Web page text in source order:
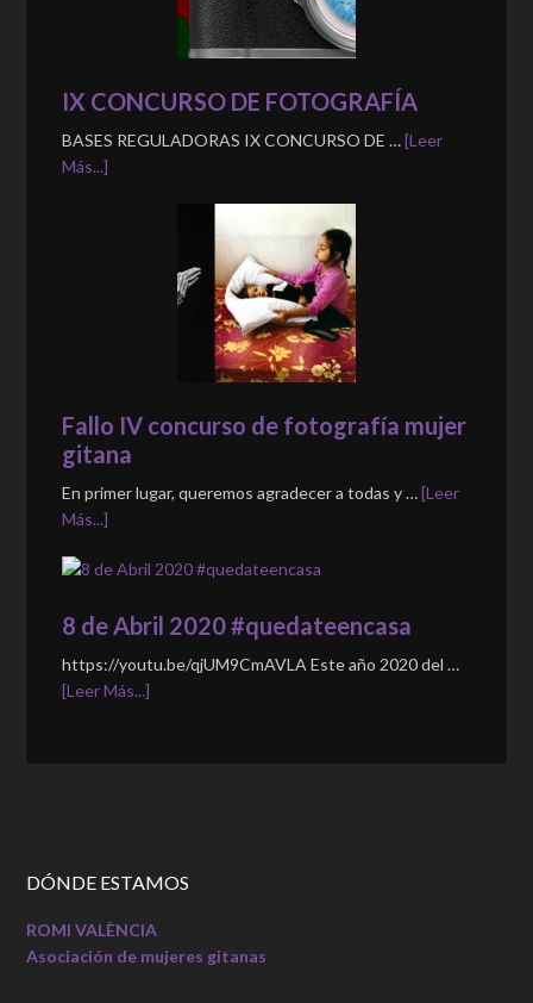
IX CONCURSO DE FOTOGRAFÍA
BASES REGULADORAS IX CONCURSO DE …[Leer
Más...]
Fallo IV concurso de fotografía mujer
gitana
En primer lugar, queremos agradecer a todas y …[Leer
Más...]
8 de Abril 2020 #quedateencasa
https://youtu.be/qjUM9CmAVLA Este año 2020 del …
[Leer Más...]
DÓNDE ESTAMOS
ROMI VALÈNCIA
Asociación de mujeres gitanas